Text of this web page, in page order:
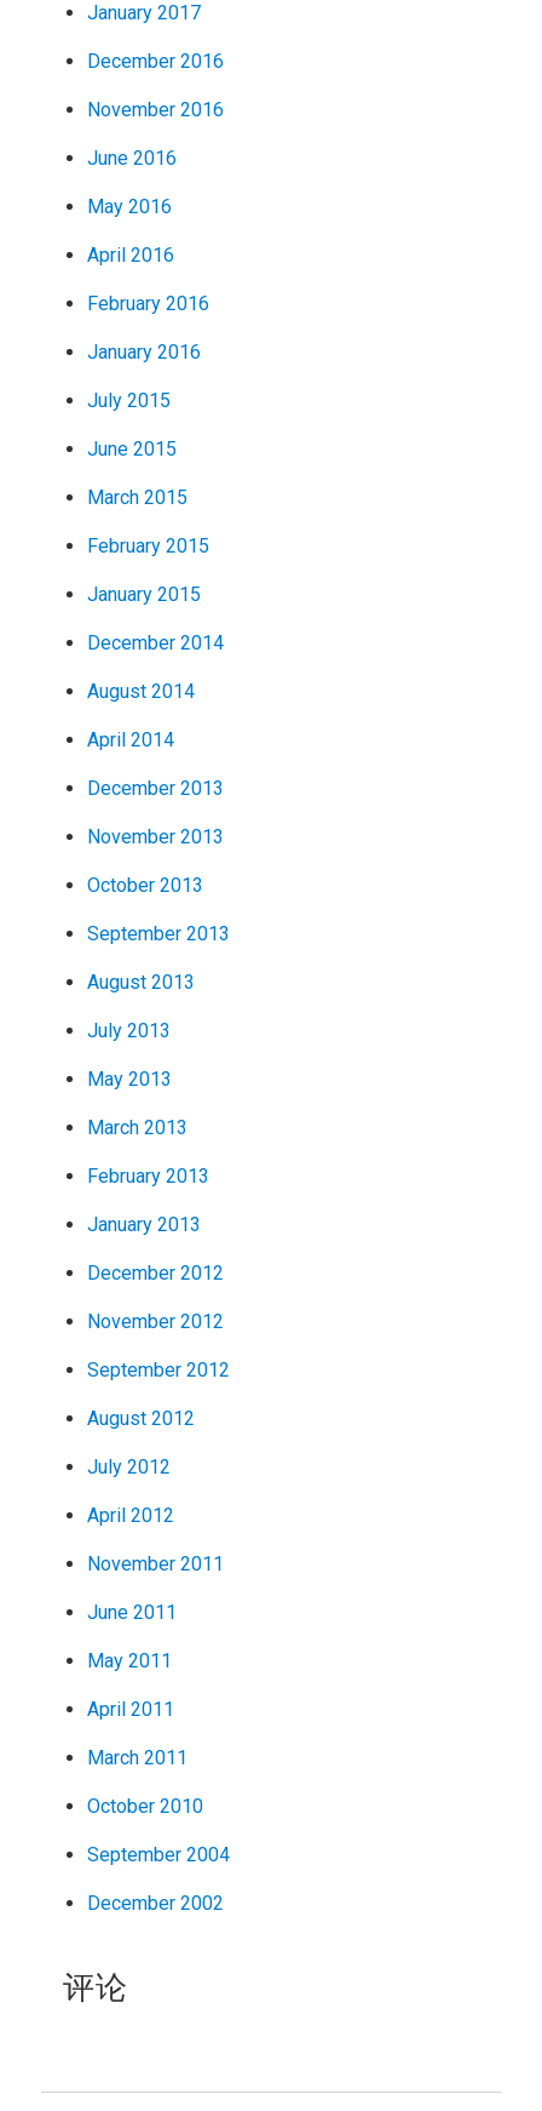
January 2017
December 2016
November 2016
June 2016
May 2016
April 2016
February 2016
January 2016
July 2015
June 2015
March 2015
February 2015
January 2015
December 2014
August 2014
April 2014
December 2013
November 2013
October 2013
September 2013
August 2013
July 2013
May 2013
March 2013
February 2013
January 2013
December 2012
November 2012
September 2012
August 2012
July 2012
April 2012
November 2011
June 2011
May 2011
April 2011
March 2011
October 2010
September 2004
December 2002
评论